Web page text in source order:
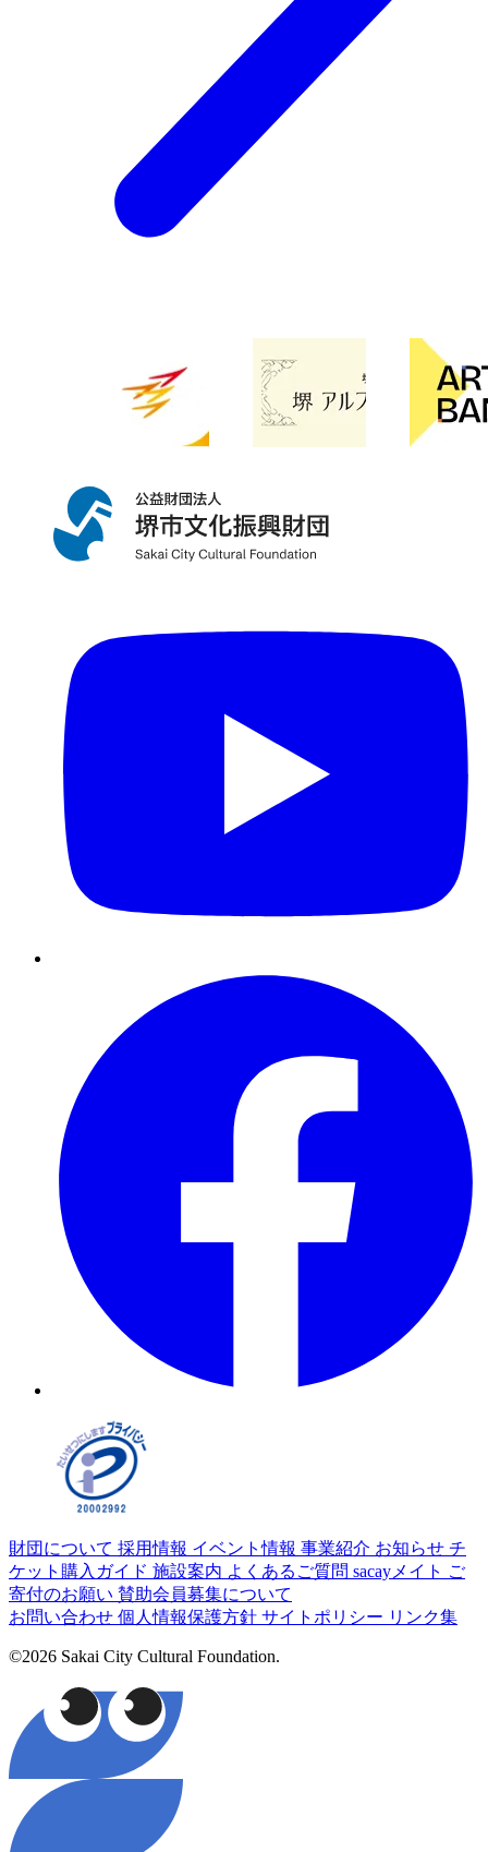
財団について 採用情報 イベント情報 事業紹介 お知らせ チ
ケット購入ガイド 施設案内 よくあるご質問 sacayメイト ご
寄付のお願い 賛助会員募集について
お問い合わせ 個人情報保護方針 サイトポリシー リンク集
©2026 Sakai City Cultural Foundation.